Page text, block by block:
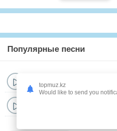
Популярные песни
ashy / tatti
topmuz.kz
Would like to send you